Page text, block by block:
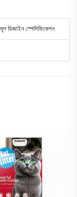
মূল ডিজাইন স্পেসিফিকেশন